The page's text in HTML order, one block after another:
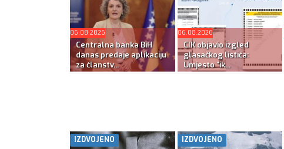
06.08.2026
Centralna banka BiH
danas predaje aplikaciju
za članstv...
06.08.2026
CIK objavio izgled
glasačkog listića:
Umjesto “ik...
IZDVOJENO IZDVOJENO